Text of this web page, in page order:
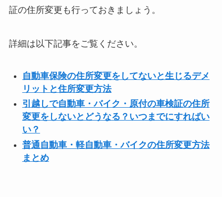
証の住所変更も行っておきましょう。
詳細は以下記事をご覧ください。
自動車保険の住所変更をしてないと生じるデメ
リットと住所変更方法
引越しで自動車・バイク・原付の車検証の住所
変更をしないとどうなる？いつまでにすればい
い？
普通自動車・軽自動車・バイクの住所変更方法
まとめ